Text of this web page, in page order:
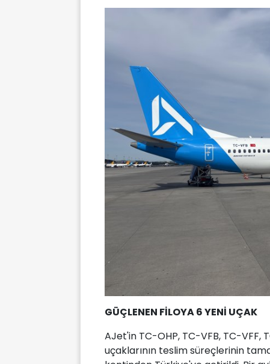
GÜÇLENEN FİLOYA 6 YENİ UÇAK
AJet'in TC-OHP, TC-VFB, TC-VFF,
uçaklarının teslim süreçlerinin